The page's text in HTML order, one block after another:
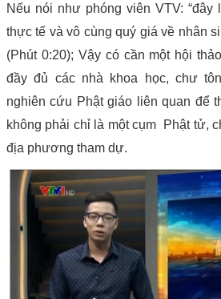
Nếu nói như phóng viên VTV:
thực tế và vô cùng quý giá về nhân
(Phút 0:20); Vậy có cần một hội
đầy đủ các nhà khoa học, chư
nghiên cứu Phật giáo liên quan để
không phải chỉ là một cụm Phật tử,
địa phương tham dự.